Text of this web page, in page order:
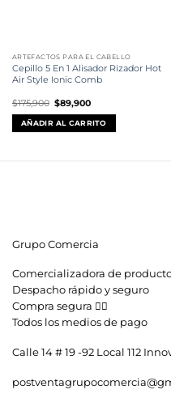
ARTEFACTOS PARA EL CABELLO
Cepillo 5 En 1 Alisador Rizador Hot
Air Style Ionic Comb
$175,900 El
precio
original
era:
$175,900.
$89,900El
actual
es:
$89,900.
AÑADIR AL CARRITO
Grupo Comercia
Comercializadora de
Despacho rápido y seguro
Compra segura 👇🏼
Todos los medios de pago
Calle 14 # 19 -92 Local 112